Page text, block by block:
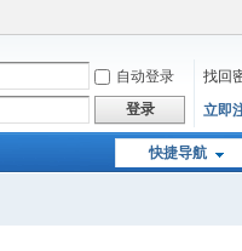
自动登录
找回
登录 立即
快捷导航